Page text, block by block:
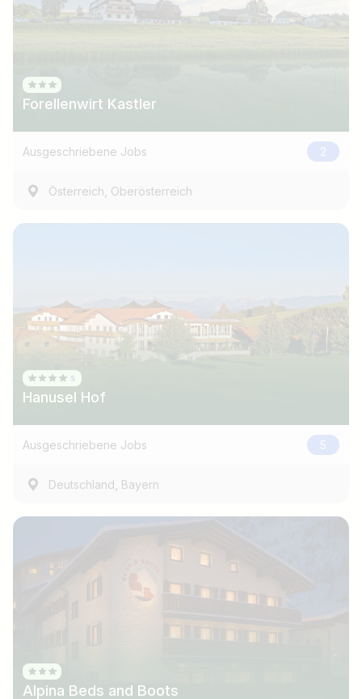
Forellenwirt Kastler
Ausgeschriebene Jobs 2
Österreich, Oberösterreich
Hanusel Hof
Ausgeschriebene Jobs 5
Deutschland, Bayern
Alpina Beds and Boots